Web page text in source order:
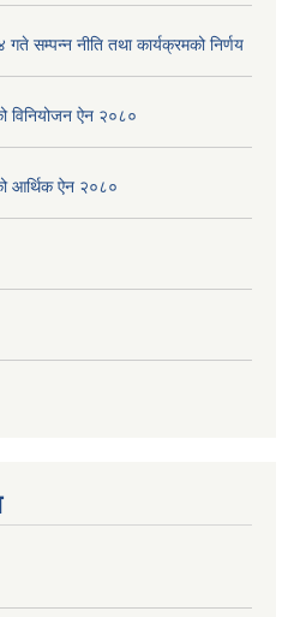
सम्पन्न नीति तथा कार्यक्रमको निर्णय
विनियोजन ऐन २०८०
आर्थिक ऐन २०८०